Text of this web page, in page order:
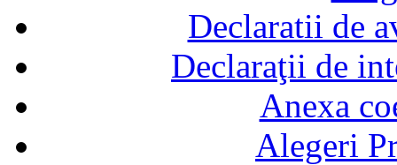
Declaratii de
Declaraţii de
Anexa
Alegeri